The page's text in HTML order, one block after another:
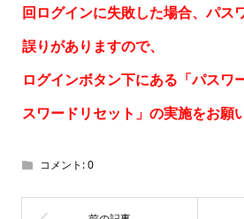
回ログインに失敗した場合、パス
誤りがありますので、
ログインボタン下にある「パスワ
スワードリセット 」の実施をお願
コメント:0